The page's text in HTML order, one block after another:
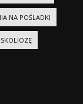
NA POŚLADKI